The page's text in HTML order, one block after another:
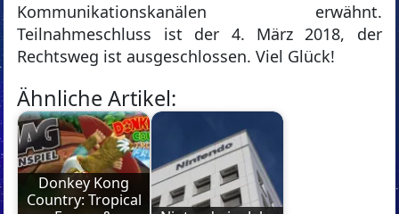
Kommunikationskanälen erwähnt.
Teilnahmeschluss ist der 4. März 2018, der
Rechtsweg ist ausgeschlossen. Viel Glück!
Ähnliche Artikel:
Donkey Kong
Country: Tropical